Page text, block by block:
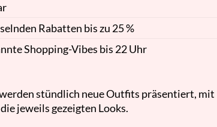
Rabatten bis zu 25 %
Shopping-Vibes bis 22 Uhr
stündlich neue Outfits präsentiert, mit
jeweils gezeigten Looks.